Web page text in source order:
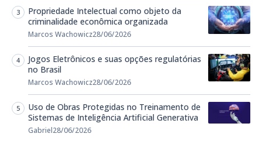
Propriedade Intelectual como objeto da
criminalidade econômica organizada
Marcos Wachowicz28/06/2026
Jogos Eletrônicos e suas opções regulatórias
no Brasil
Marcos Wachowicz28/06/2026
Uso de Obras Protegidas no Treinamento de
Sistemas de Inteligência Artificial Generativa
Gabriel28/06/2026